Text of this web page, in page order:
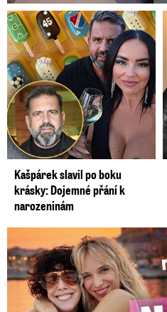
Kašpárek slavil po boku
krásky: Dojemné přání k
narozeninám
Bývalá reportérka Novy